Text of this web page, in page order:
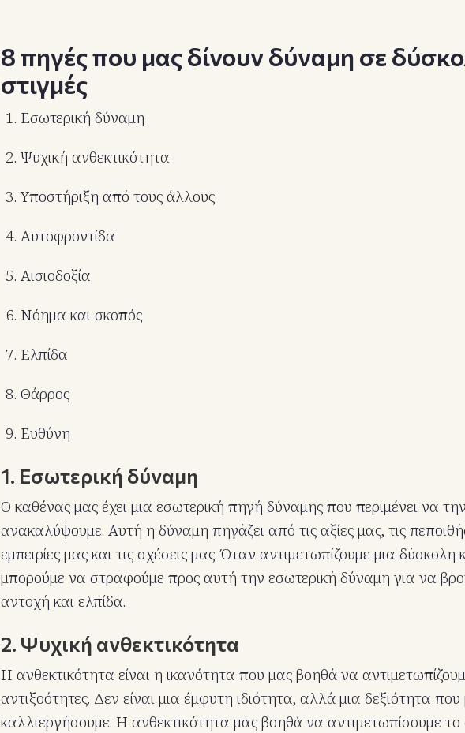
8 πηγές που μας δίνουν δύναμη σε
στιγμές
Εσωτερική δύναμη
Ψυχική ανθεκτικότητα
Υποστήριξη από τους άλλους
Αυτοφροντίδα
Αισιοδοξία
Νόημα και σκοπός
Ελπίδα
Θάρρος
Ευθύνη
1. Εσωτερική δύναμη
Ο καθένας μας έχει μια εσωτερική πηγή δύναμης που περιμένει να
ανακαλύψουμε. Αυτή η δύναμη πηγάζει από τις αξίες μας, τις
εμπειρίες μας και τις σχέσεις μας. Όταν αντιμετωπίζουμε μια
μπορούμε να στραφούμε προς αυτή την εσωτερική δύναμη για να
αντοχή και ελπίδα.
2. Ψυχική ανθεκτικότητα
Η ανθεκτικότητα είναι η ικανότητα που μας βοηθά να
αντιξοότητες. Δεν είναι μια έμφυτη ιδιότητα, αλλά μια δεξιότητα
καλλιεργήσουμε. Η ανθεκτικότητα μας βοηθά να αντιμετωπίσουμε το